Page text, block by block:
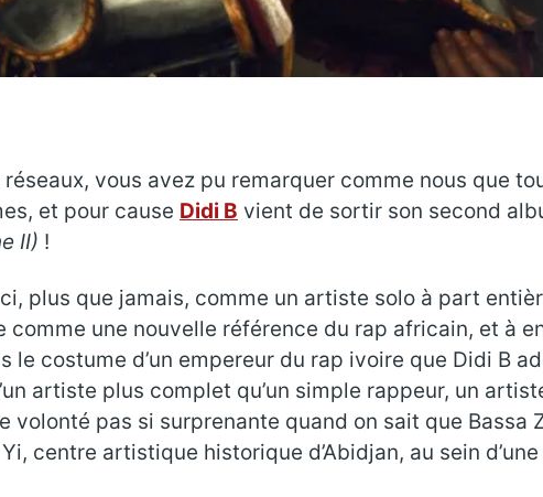
vous avez pu remarquer comme nous que
et pour cause Didi B vient de sortir son second
II) !
plus que jamais, comme un artiste solo à part
une nouvelle référence du rap africain, et à
le costume d’un empereur du rap ivoire que Didi B
artiste plus complet qu’un simple rappeur, un
pas si surprenante quand on sait que Bassa
centre artistique historique d’Abidjan, au sein